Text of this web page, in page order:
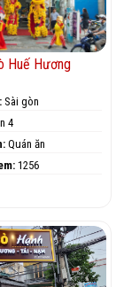
Huế Hương
Sài gòn
4
Quán ăn
1256